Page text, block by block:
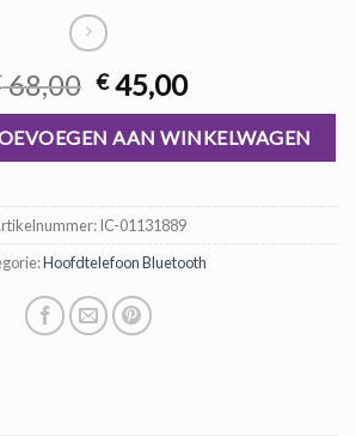
68,00 Oorspronkelijke
prijs
was:
€ 68,00.
€45,00Huidige
prijs
is:
€ 45,00.
aantal AAN WINKELWAGEN
IC-01131889
Hoofdtelefoon Bluetooth